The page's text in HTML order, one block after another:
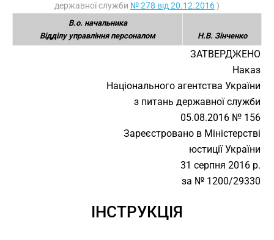
державної служби № 278 від 20.12.2016)
В.о. начальника
Відділу управління персоналом
Н.В. Зінченко
ЗАТВЕРДЖЕНО
Наказ
Національного агентства України
з питань державної служби
05.08.2016 № 156
Зареєстровано в Міністерстві
юстиції України
31 серпня 2016 р.
за № 1200/29330
ІНСТРУКЦІЯ